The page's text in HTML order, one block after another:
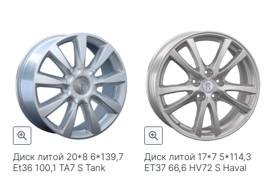
Диск литой 20*8 6*139,7
Et36 100,1 TA7 S Tank
Диск литой 17*7 5*114,3
ET37 66,6 HV72 S Haval